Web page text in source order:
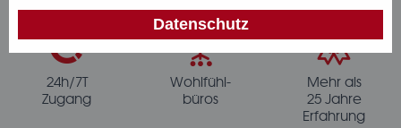
24h/7T
Zugang
Wohlfühl-
büros
Mehr als
25 Jahre
Erfahrung
Ich interessiere mich für
Datenschutz